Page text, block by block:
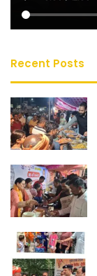
Recent Posts